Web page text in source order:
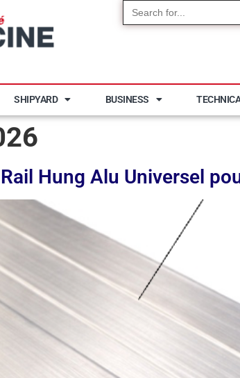
Search
for:
SHIPYARD BUSINESS
Hung Alu Universel